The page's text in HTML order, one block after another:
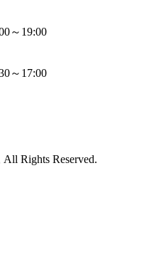
～19:00
～17:00
Rights Reserved.